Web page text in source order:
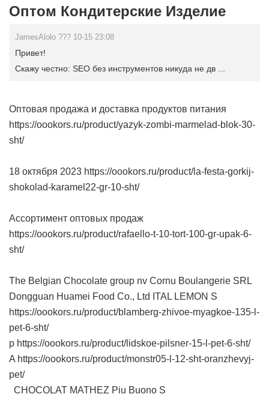
Оптом Кондитерские Изделие
JamesAlolo ??? 10-15 23:08
Привет!
Скажу честно: SEO без инструментов никуда не дв ...
Оптовая продажа и доставка продуктов питания
https://oookors.ru/product/yazyk-zombi-marmelad-blok-30-
sht/
18 октября 2023 https://oookors.ru/product/la-festa-gorkij-
shokolad-karamel22-gr-10-sht/
Ассортимент оптовых продаж
https://oookors.ru/product/rafaello-t-10-tort-100-gr-upak-6-
sht/
The Belgian Chocolate group nv Cornu Boulangerie SRL
Dongguan Huamei Food Co., Ltd ITAL LEMON S
https://oookors.ru/product/blamberg-zhivoe-myagkoe-135-l-
pet-6-sht/
p https://oookors.ru/product/lidskoe-pilsner-15-l-pet-6-sht/
A https://oookors.ru/product/monstr05-l-12-sht-oranzhevyj-
pet/
CHOCOLAT MATHEZ Piu Buono S